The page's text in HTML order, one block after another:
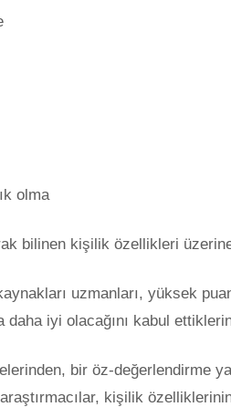
olma
bilinen kişilik özellikleri
uzmanları, yüksek
daha iyi olacağını kabul
bir öz-değerlendirme
kişilik